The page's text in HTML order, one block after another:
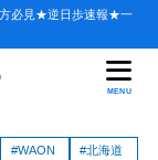
方必見★逆日歩速報★一
MENU
#WAON #北海道